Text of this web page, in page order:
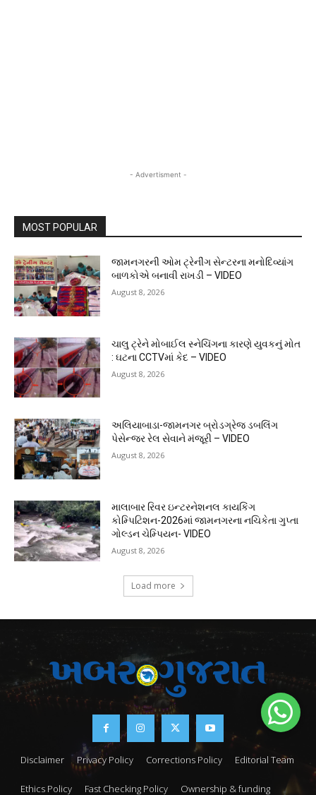
- Advertisment -
MOST POPULAR
જામનગરની ઓમ ટ્રેનીંગ સેન્ટરના મનોદિવ્યાંગ
બાળકોએ બનાવી રાખડી – VIDEO
August 8, 2026
ચાલુ ટ્રેને મોબાઈલ સ્નેચિંગના કારણે યુવકનું મોત
: ઘટના CCTVમાં કેદ – VIDEO
August 8, 2026
અલિયાબાડા-જામનગર બ્રોડગ્રેજ ડબલિંગ
પેસેન્જર રેલ સેવાને મંજૂરી – VIDEO
August 8, 2026
માલાબાર રિવર ઇન્ટરનેશનલ કાયકિંગ
કોમ્પિટિશન-2026માં જામનગરના નચિકેતા ગુપ્તા
ગોલ્ડન ચેમ્પિયન- VIDEO
August 8, 2026
Load more
Disclaimer Privacy Policy Corrections Policy Editorial Team
Ethics Policy Fast Checking Policy Ownership & funding